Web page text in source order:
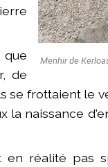
Menhir de
que
de
se frottaient le
la naissance
réalité pas